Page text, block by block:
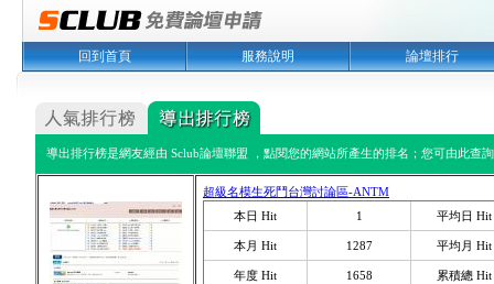
回到首頁 服務說明 論壇排行
導出排行榜是網友經由 Sclub論壇聯盟 ，點閱您的網站所產生的排名；您可由此查
超級名模生死鬥台灣討論區-ANTM
本日 Hit
1 平均日 Hit
本月 Hit 1287 平均月 Hit
年度 Hit 1658 累積總 Hit